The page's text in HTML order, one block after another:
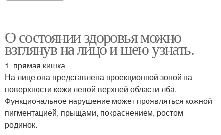
О состоянии здоровья можно
взглянув на лицо и шею узнать.
1. прямая кишка.
На лице она представлена проекционной зоной на
поверхности кожи левой верхней области лба.
Функциональное нарушение может проявляться кожной
пигментацией, прыщами, покраснением, ростом
родинок.